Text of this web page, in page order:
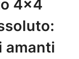
4×4
amanti